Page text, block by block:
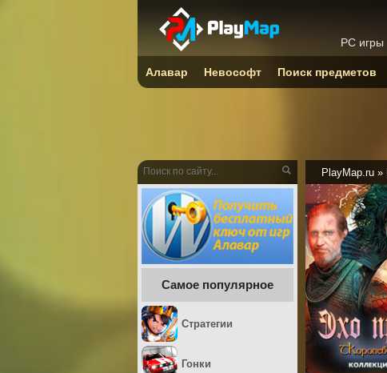
PlayMap.ru »
Самое популярное
Стратегии
Гонки
PC игры
Алавар Невософт Поиск предметов